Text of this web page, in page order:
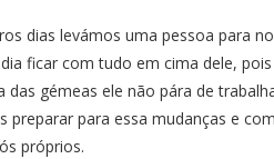
dias levámos uma pessoa para
ficar com tudo em cima dele,
das gémeas ele não pára de
preparar para essa mudanças e
próprios.